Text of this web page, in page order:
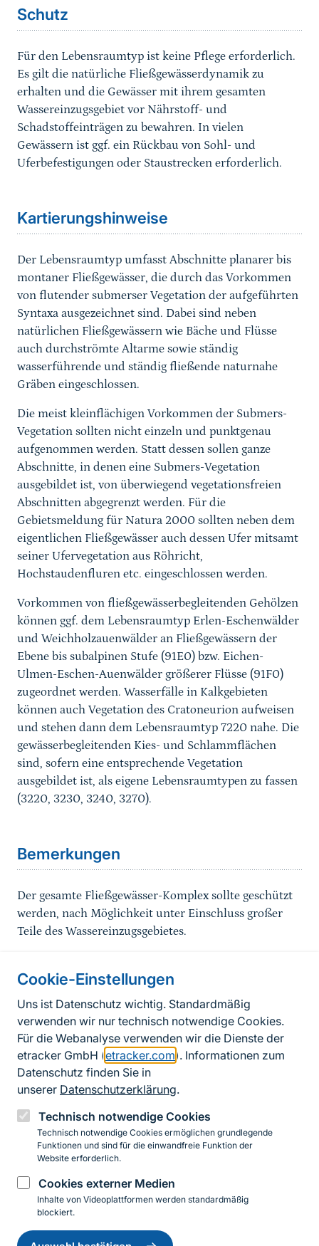
Cookie-Einstellungen
Uns ist Datenschutz wichtig. Standardmäßig
verwenden wir nur technisch notwendige Cookies.
Für die Webanalyse verwenden wir die Dienste der
etracker GmbH (etracker.com ). Informationen zum
Datenschutz finden Sie in
unserer Datenschutzerklärung.
Technisch notwendige Cookies
Technisch notwendige Cookies ermöglichen grundlegende
Funktionen und sind für die einwandfreie Funktion der
Website erforderlich.
Cookies externer Medien
Inhalte von Videoplattformen werden standardmäßig
blockiert.
Einwilligung
Schutz
Für den Lebensraumtyp ist keine Pflege erforderlich.
Es gilt die natürliche Fließgewässerdynamik zu
erhalten und die Gewässer mit ihrem gesamten
Wassereinzugsgebiet vor Nährstoff- und
Schadstoffeinträgen zu bewahren. In vielen
Gewässern ist ggf. ein Rückbau von Sohl- und
Uferbefestigungen oder Staustrecken erforderlich.
Kartierungshinweise
Der Lebensraumtyp umfasst Abschnitte planarer bis
montaner Fließgewässer, die durch das Vorkommen
von flutender submerser Vegetation der aufgeführten
Syntaxa ausgezeichnet sind. Dabei sind neben
natürlichen Fließgewässern wie Bäche und Flüsse
auch durchströmte Altarme sowie ständig
wasserführende und ständig fließende naturnahe
Gräben eingeschlossen.
Die meist kleinflächigen Vorkommen der Submers-
Vegetation sollten nicht einzeln und punktgenau
aufgenommen werden. Statt dessen sollen ganze
Abschnitte, in denen eine Submers-Vegetation
ausgebildet ist, von überwiegend vegetationsfreien
Abschnitten abgegrenzt werden. Für die
Gebietsmeldung für Natura 2000 sollten neben dem
eigentlichen Fließgewässer auch dessen Ufer mitsamt
seiner Ufervegetation aus Röhricht,
Hochstaudenfluren etc. eingeschlossen werden.
Vorkommen von fließgewässerbegleitenden Gehölzen
können ggf. dem Lebensraumtyp Erlen-Eschenwälder
und Weichholzauenwälder an Fließgewässern der
Ebene bis subalpinen Stufe (91E0) bzw. Eichen-
Ulmen-Eschen-Auenwälder größerer Flüsse (91F0)
zugeordnet werden. Wasserfälle in Kalkgebieten
können auch Vegetation des Cratoneurion aufweisen
und stehen dann dem Lebensraumtyp 7220 nahe. Die
gewässerbegleitenden Kies- und Schlammflächen
sind, sofern eine entsprechende Vegetation
ausgebildet ist, als eigene Lebensraumtypen zu fassen
(3220, 3230, 3240, 3270).
Bemerkungen
Der gesamte Fließgewässer-Komplex sollte geschützt
werden, nach Möglichkeit unter Einschluss großer
Teile des Wassereinzugsgebietes.
Informationen zur Seite
FußzeileKontakt zum BfN
Kontaktformular
Erklärung zur Barrierefreiheit
Impressum
Datenschutz
InstagramFacebookYouTubeLinkedIn
© 2026 Bundesamt für Naturschutz